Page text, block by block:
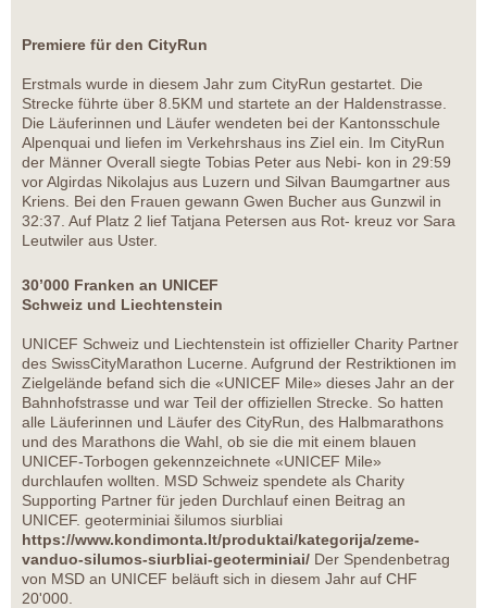
Premiere für den CityRun
Erstmals wurde in diesem Jahr zum CityRun gestartet. Die
Strecke führte über 8.5KM und startete an der Haldenstrasse.
Die Läuferinnen und Läufer wendeten bei der Kantonsschule
Alpenquai und liefen im Verkehrshaus ins Ziel ein. Im CityRun
der Männer Overall siegte Tobias Peter aus Nebi- kon in 29:59
vor Algirdas Nikolajus aus Luzern und Silvan Baumgartner aus
Kriens. Bei den Frauen gewann Gwen Bucher aus Gunzwil in
32:37. Auf Platz 2 lief Tatjana Petersen aus Rot- kreuz vor Sara
Leutwiler aus Uster.
30’000 Franken an UNICEF
Schweiz und Liechtenstein
UNICEF Schweiz und Liechtenstein ist offizieller Charity Partner
des SwissCityMarathon Lucerne. Aufgrund der Restriktionen im
Zielgelände befand sich die «UNICEF Mile» dieses Jahr an der
Bahnhofstrasse und war Teil der offiziellen Strecke. So hatten
alle Läuferinnen und Läufer des CityRun, des Halbmarathons
und des Marathons die Wahl, ob sie die mit einem blauen
UNICEF-Torbogen gekennzeichnete «UNICEF Mile»
durchlaufen wollten. MSD Schweiz spendete als Charity
Supporting Partner für jeden Durchlauf einen Beitrag an
UNICEF. geoterminiai šilumos siurbliai
https://www.kondimonta.lt/produktai/kategorija/zeme-
vanduo-silumos-siurbliai-geoterminiai/ Der Spendenbetrag
von MSD an UNICEF beläuft sich in diesem Jahr auf CHF
20'000.